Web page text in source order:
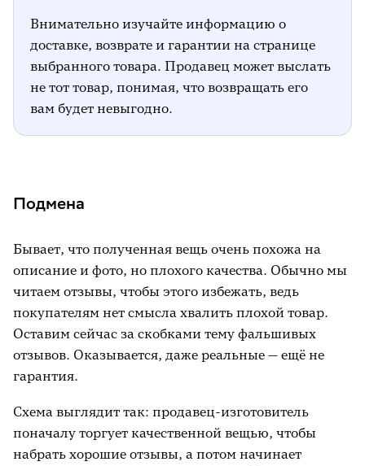
Внимательно изучайте информацию о
доставке, возврате и гарантии на странице
выбранного товара. Продавец может выслать
не тот товар, понимая, что возвращать его
вам будет невыгодно.
Подмена
Бывает, что полученная вещь очень похожа на
описание и фото, но плохого качества. Обычно мы
читаем отзывы, чтобы этого избежать, ведь
покупателям нет смысла хвалить плохой товар.
Оставим сейчас за скобками тему фальшивых
отзывов. Оказывается, даже реальные — ещё не
гарантия.
Схема выглядит так: продавец-изготовитель
поначалу торгует качественной вещью, чтобы
набрать хорошие отзывы, а потом начинает